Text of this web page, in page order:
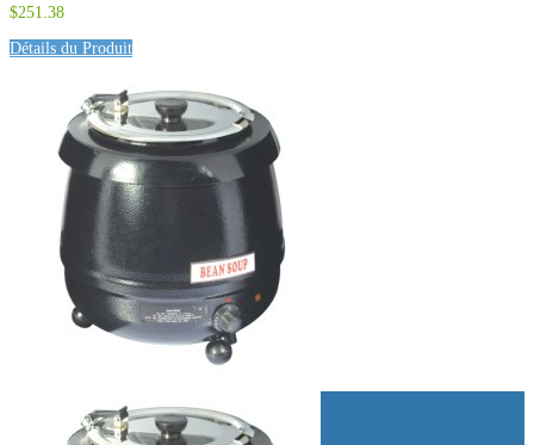
$251.38
Détails du Produit